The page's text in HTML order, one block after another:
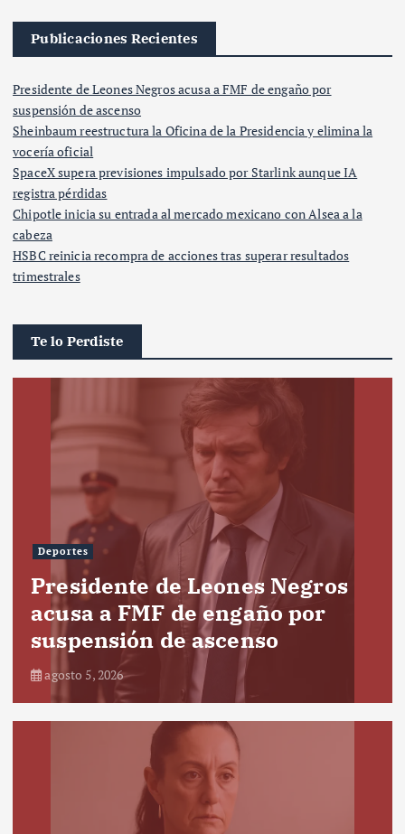
Publicaciones Recientes
Presidente de Leones Negros acusa a FMF de engaño por
suspensión de ascenso
Sheinbaum reestructura la Oficina de la Presidencia y elimina la
vocería oficial
SpaceX supera previsiones impulsado por Starlink aunque IA
registra pérdidas
Chipotle inicia su entrada al mercado mexicano con Alsea a la
cabeza
HSBC reinicia recompra de acciones tras superar resultados
trimestrales
Te lo Perdiste
Deportes
Presidente de Leones Negros
acusa a FMF de engaño por
suspensión de ascenso
agosto 5, 2026